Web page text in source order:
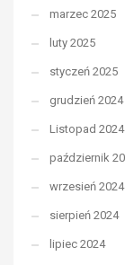
marzec 2025
luty 2025
styczeń 2025
grudzień 2024
Listopad 2024
październik
wrzesień 2024
sierpień 2024
lipiec 2024